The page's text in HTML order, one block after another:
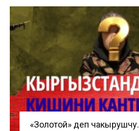
«Золотой» деп чакырушчу.